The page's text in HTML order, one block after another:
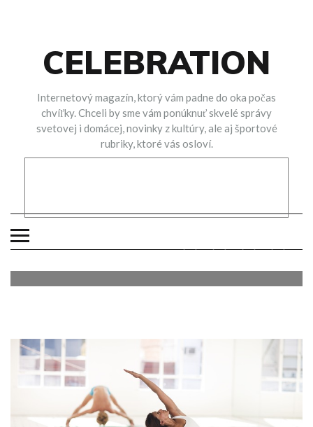
CELEBRATION
Internetový magazín, ktorý vám padne do oka počas
chvíľky. Chceli by sme vám ponúknuť skvelé správy
svetovej i domácej, novinky z kultúry, ale aj športové
rubriky, ktoré vás osloví.